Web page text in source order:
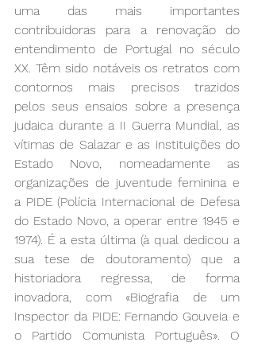
uma das mais importantes
contribuidoras para a renovação do
entendimento de Portugal no século
XX. Têm sido notáveis os retratos com
contornos mais precisos trazidos
pelos seus ensaios sobre a presença
judaica durante a II Guerra Mundial, as
vítimas de Salazar e as instituições do
Estado Novo, nomeadamente as
organizações de juventude feminina e
a PIDE (Polícia Internacional de Defesa
do Estado Novo, a operar entre 1945 e
1974). É a esta última (à qual dedicou a
sua tese de doutoramento) que a
historiadora regressa, de forma
inovadora, com «Biografia de um
Inspector da PIDE: Fernando Gouveia e
o Partido Comunista Português». O